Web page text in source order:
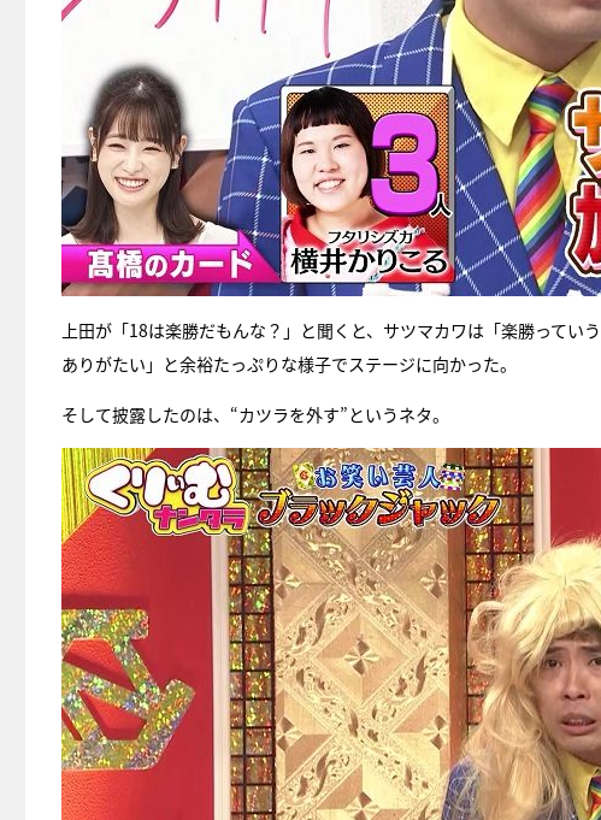
上田が「18は楽勝だもんな？」と聞くと、サツマカワは「楽勝って
ありがたい」と余裕たっぷりな様子でステージに向かった。
そして披露したのは、“カツラを外す”というネタ。